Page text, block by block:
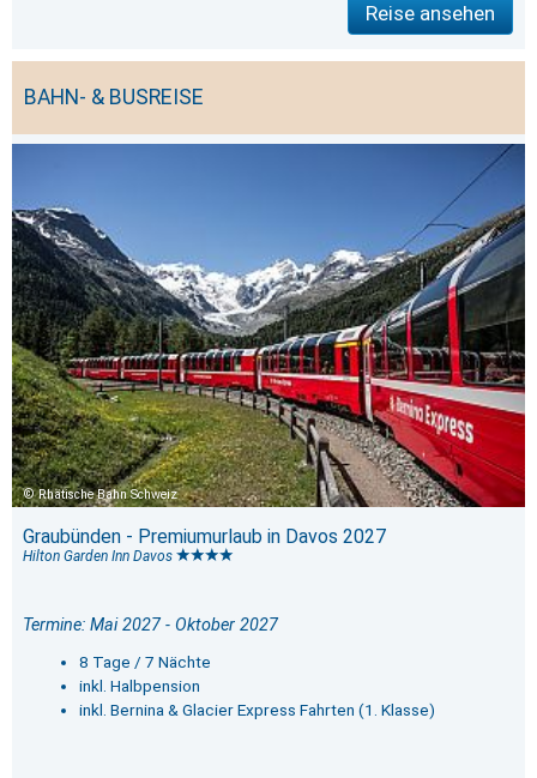
Reise ansehen
BAHN- & BUSREISE
Rhätische Bahn Schweiz
Graubünden - Premiumurlaub in Davos 2027
Hilton Garden Inn Davos
Termine: Mai 2027 - Oktober 2027
8 Tage / 7 Nächte
inkl. Halbpension
inkl. Bernina & Glacier Express Fahrten (1. Klasse)